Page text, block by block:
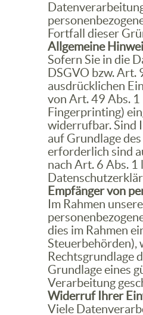
Fortfall dieser
Allgemeine
Sofern Sie in die
DSGVO bzw. Art.
ausdrücklichen
von Art. 49 Abs. 1
Fingerprinting)
widerrufbar. Sind
auf Grundlage
erforderlich sind
nach Art. 6 Abs.
Empfänger von
Im Rahmen
dies im Rahmen
Steuerbehörden),
Rechtsgrundlage
Grundlage eines
Verarbeitung
Widerruf Ihrer
Viele